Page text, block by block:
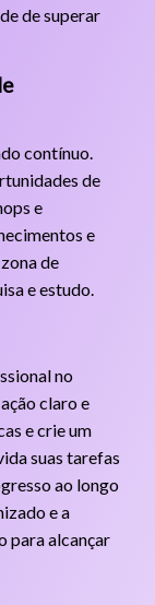
de superar
contínuo.
de
e
e
de
e estudo.
no
claro e
e crie um
suas tarefas
ao longo
e a
para alcançar